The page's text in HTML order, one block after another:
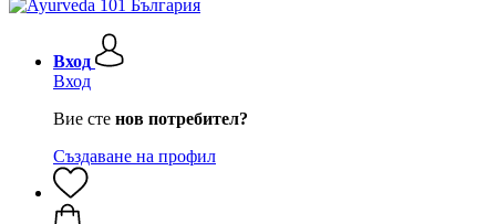
Вход
Вход
Вие сте нов потребител?
Създаване на профил